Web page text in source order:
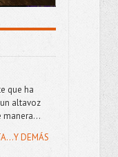
que ha
altavoz
manera...
DEMÁS